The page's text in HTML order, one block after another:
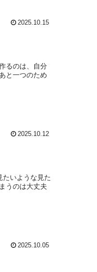
2025.10.15
るのは、自分
と一つのため
2025.10.12
いような見た
うのは大丈夫
2025.10.05